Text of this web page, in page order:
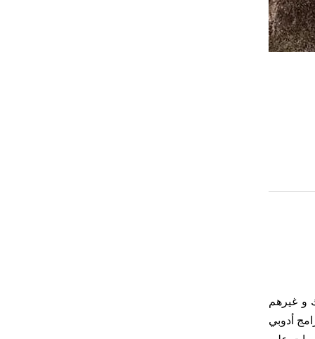
و غيرهم
أدوبي